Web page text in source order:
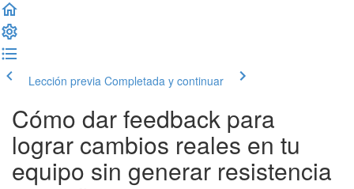
Lección previa Completada y continuar
Cómo dar feedback para
lograr cambios reales en tu
equipo sin generar resistencia